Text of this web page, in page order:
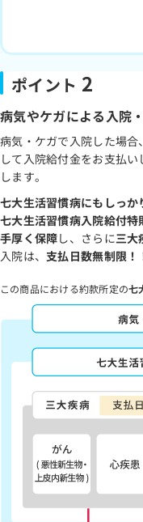
ポイント 2
病気やケガによる入院
病気・ケガで入院した場
して入院給付金をお支払
します。
七大生活習慣病にもしっか
七大生活習慣病入院給付
手厚く保障し、さらに三大
入院は、 支払日数無制限！
この商品における約款所定の七